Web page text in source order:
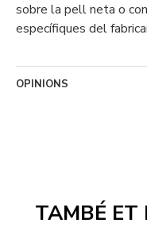
TAMBÉ ET
sobre la pell neta o
específiques del
OPINIONS